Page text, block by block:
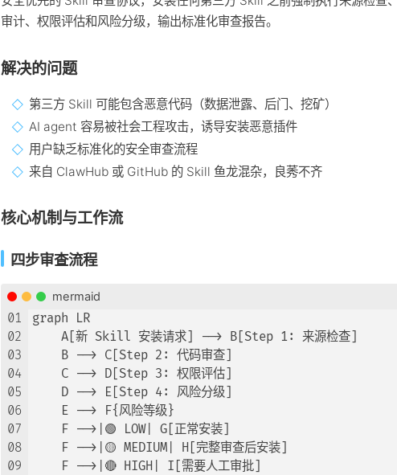
审计、权限评估和风险分级，输出标准化审查报告。
解决的问题
第三方 Skill 可能包含恶意代码（数据泄露、后门、挖矿）
AI agent 容易被社会工程攻击，诱导安装恶意插件
用户缺乏标准化的安全审查流程
来自 ClawHub 或 GitHub 的 Skill 鱼龙混杂，良莠不齐
核心机制与工作流
四步审查流程
mermaid
01
02
03
04
05
06
07
08
09
graph LR
    A[新 Skill 安装请求] --> B[Step 1: 来源检查]
    B --> C[Step 2: 代码审查]
    C --> D[Step 3: 权限评估]
    D --> E[Step 4: 风险分级]
    E --> F{风险等级}
    F -->|🟢 LOW| G[正常安装]
    F -->|🟡 MEDIUM| H[完整审查后安装]
    F -->|🔴 HIGH| I[需要人工审批]